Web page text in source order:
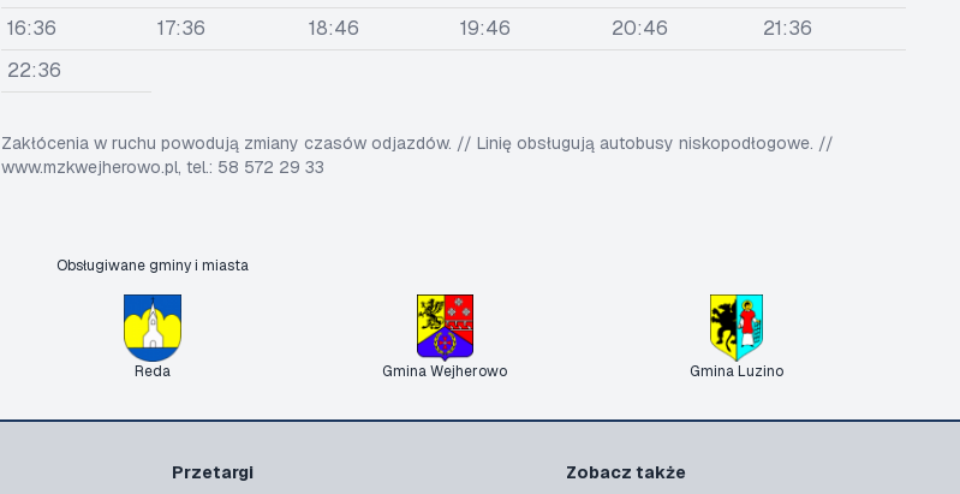
16:36
17:36 18:46 19:46 20:46
21:36
22:36
Zakłócenia w ruchu powodują zmiany czasów odjazdów. // Linię obsługują autobusy niskopodłogowe. //
www.mzkwejherowo.pl, tel.: 58 572 29 33
Obsługiwane gminy i miasta
Reda Gmina Wejherowo Gmina Luzino
Przetargi Zobacz także